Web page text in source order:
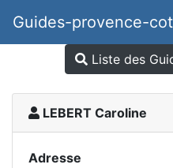
Guides-provence-
Liste des
LEBERT Caroline
Adresse